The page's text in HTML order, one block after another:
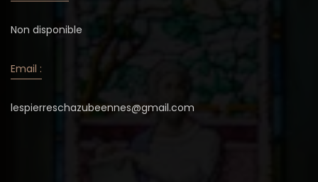
Non disponible
Email :
lespierreschazubeennes@gmail.com